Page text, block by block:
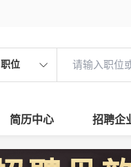
职位
简历中心 招聘企